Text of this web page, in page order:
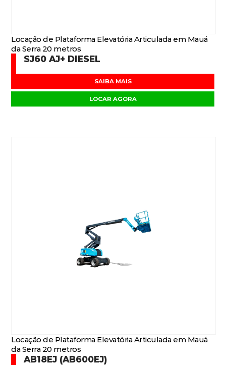
Locação de Plataforma Elevatória Articulada em Mauá
da Serra 20 metros
SJ60 AJ+ DIESEL
SAIBA MAIS
LOCAR AGORA
Locação de Plataforma Elevatória Articulada em Mauá
da Serra 20 metros
AB18EJ (AB600EJ)